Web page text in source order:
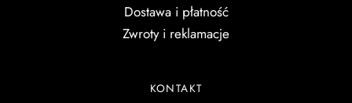
Dostawa i płatność
Zwroty i reklamacje
KONTAKT